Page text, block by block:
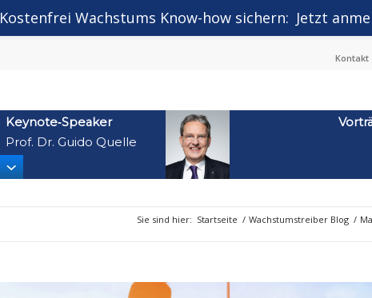
Kontakt
Keynote‑Speaker
Prof. Dr. Guido Quelle
Sie sind hier: Startseite / Wachstumstreiber Blog /
Kostenfrei Wachstums Know-how sichern: Jetzt